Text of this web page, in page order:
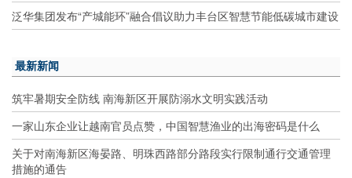
泛华集团发布“产城能环”融合倡议助力丰台区智慧节能低碳城市建设
最新新闻
筑牢暑期安全防线 南海新区开展防溺水文明实践活动
一家山东企业让越南官员点赞，中国智慧渔业的出海密码是什么
关于对南海新区海晏路、明珠西路部分路段实行限制通行交通管理
措施的通告